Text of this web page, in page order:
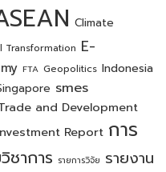
Climate
Transformation E-
FTA Geopolitics Indonesia
smes
and Development
Report การ
ชาการ รายการวิจัย รายงาน